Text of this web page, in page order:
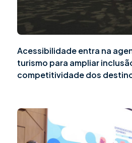
Acessibilidade entra na
turismo para ampliar
competitividade dos